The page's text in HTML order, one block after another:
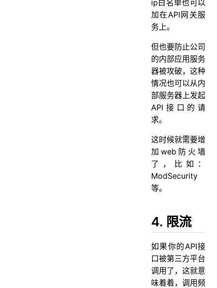
ip白名单也可以
加在API网关服
务上。
但也要防止公司
的内部应用服务
器被攻破，这种
情况也可以从内
部服务器上发起
API接口的请
求。
这时候就需要增
加web防火墙
了，比如：
ModSecurity
等。
4. 限流
如果你的API接
口被第三方平台
调用了，这就意
味着着，调用频